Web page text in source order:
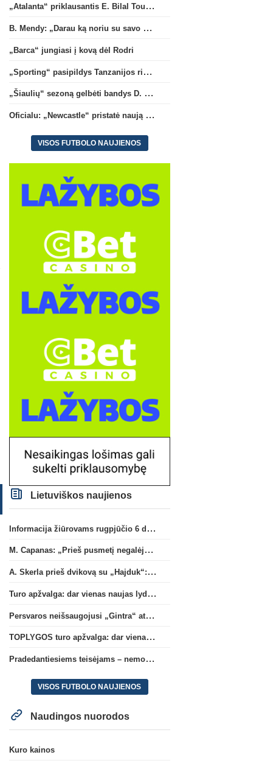
Primeira Liga
Tanzanijos rinktinės krašto
„Atalanta“ priklausantis E. Bilal Toure karjerą tęs „Parma“ gretose
B. Mendy: „Darau ką noriu su savo pasaulio čempionato titulu“
„Barca“ jungiasi į kovą dėl Rodri
„Sporting“ pasipildys Tanzanijos rinktinės krašto saugu
„Šiaulių“ sezoną gelbėti bandys D. Lastauskas
Oficialu: „Newcastle“ pristatė naują strategą
VISOS FUTBOLO NAUJIENOS
Lietuviškos naujienos
Informacija žiūrovams rugpjūčio 6 d. UEFA rungtynėms
M. Capanas: „Prieš pusmetį negalėjau net įsivaizduoti, kad žaisime prieš „Hajduk“
A. Skerla prieš dvikovą su „Hajduk“: „Tai kito kalibro komanda“
Turo apžvalga: dar vienas naujas lyderis
Persvaros neišsaugojusi „Gintra“ atrankos pusfinalyje nusileido Škotijos čempionėms
TOPLYGOS turo apžvalga: dar vienas naujas lyderis
Pradedantiesiems teisėjams – nemokamas seminaras Vilniuje šį penktadienį
VISOS FUTBOLO NAUJIENOS
Naudingos nuorodos
Kuro kainos